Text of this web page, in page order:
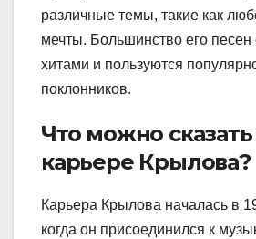
различные темы, такие как
мечты. Большинство его песен
хитами и пользуются
поклонников.
Что можно сказать
карьере Крылова?
Карьера Крылова началась в
когда он присоединился к